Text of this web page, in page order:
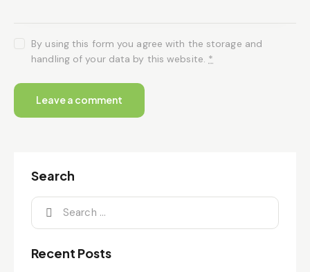
By using this form you agree with the storage and
handling of your data by this website. *
Search
Search
for:
Recent Posts